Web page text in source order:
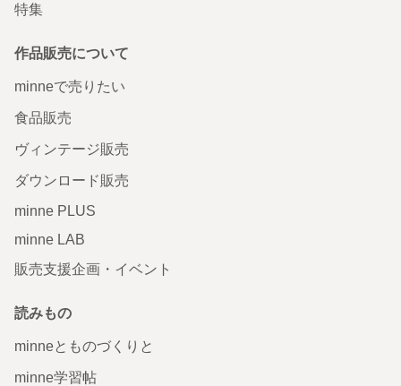
特集
作品販売について
minneで売りたい
食品販売
ヴィンテージ販売
ダウンロード販売
minne PLUS
minne LAB
販売支援企画・イベント
読みもの
minneとものづくりと
minne学習帖